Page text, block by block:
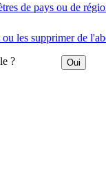
de pays ou de
les supprimer de
? Oui